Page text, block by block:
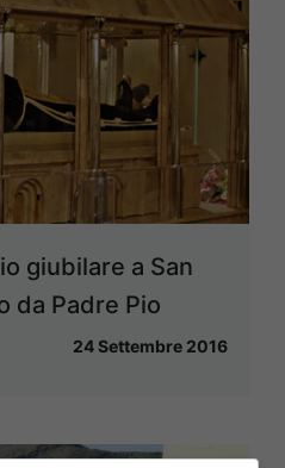
giubilare a San
da Padre Pio
24 Settembre 2016